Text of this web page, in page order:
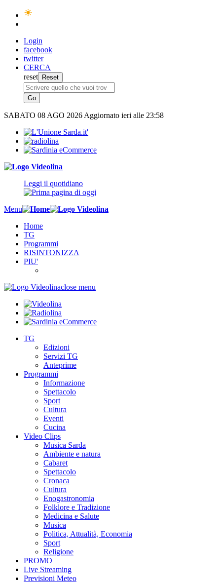
Login
facebook
twitter
CERCA
reset
SABATO 08 AGO 2026 Aggiornato ieri alle 23:58
Leggi il quotidiano
Menu
Home
TG
Programmi
RISINTONIZZA
PIU'
close menu
TG
Edizioni
Servizi TG
Anteprime
Programmi
Informazione
Spettacolo
Sport
Cultura
Eventi
Cucina
Video Clips
Musica Sarda
Ambiente e natura
Cabaret
Spettacolo
Cronaca
Cultura
Enogastronomia
Folklore e Tradizione
Medicina e Salute
Musica
Politica, Attualità, Economia
Sport
Religione
PROMO
Live Streaming
Previsioni Meteo